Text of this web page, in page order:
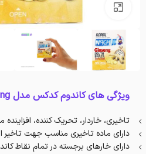
بزرگنمایی تصویر
ویژگی های کاندوم کدکس مدل Ginseng :
تاخیری، خاردار، تحریک کننده،
دارای ماده تاخیری مناسب جهت تاخیر
دارای خارهای برجسته در تمام نقاط